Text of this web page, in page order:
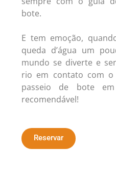
bote.
E tem emoção,
queda d’água um
mundo se diverte e
rio em contato com
passeio de bote
recomendável!
Reservar